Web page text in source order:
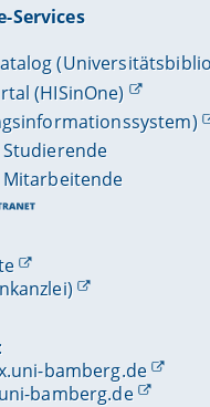
Services
(HISinOne)
Mitarbeitende
bamberg.de
bamberg.de